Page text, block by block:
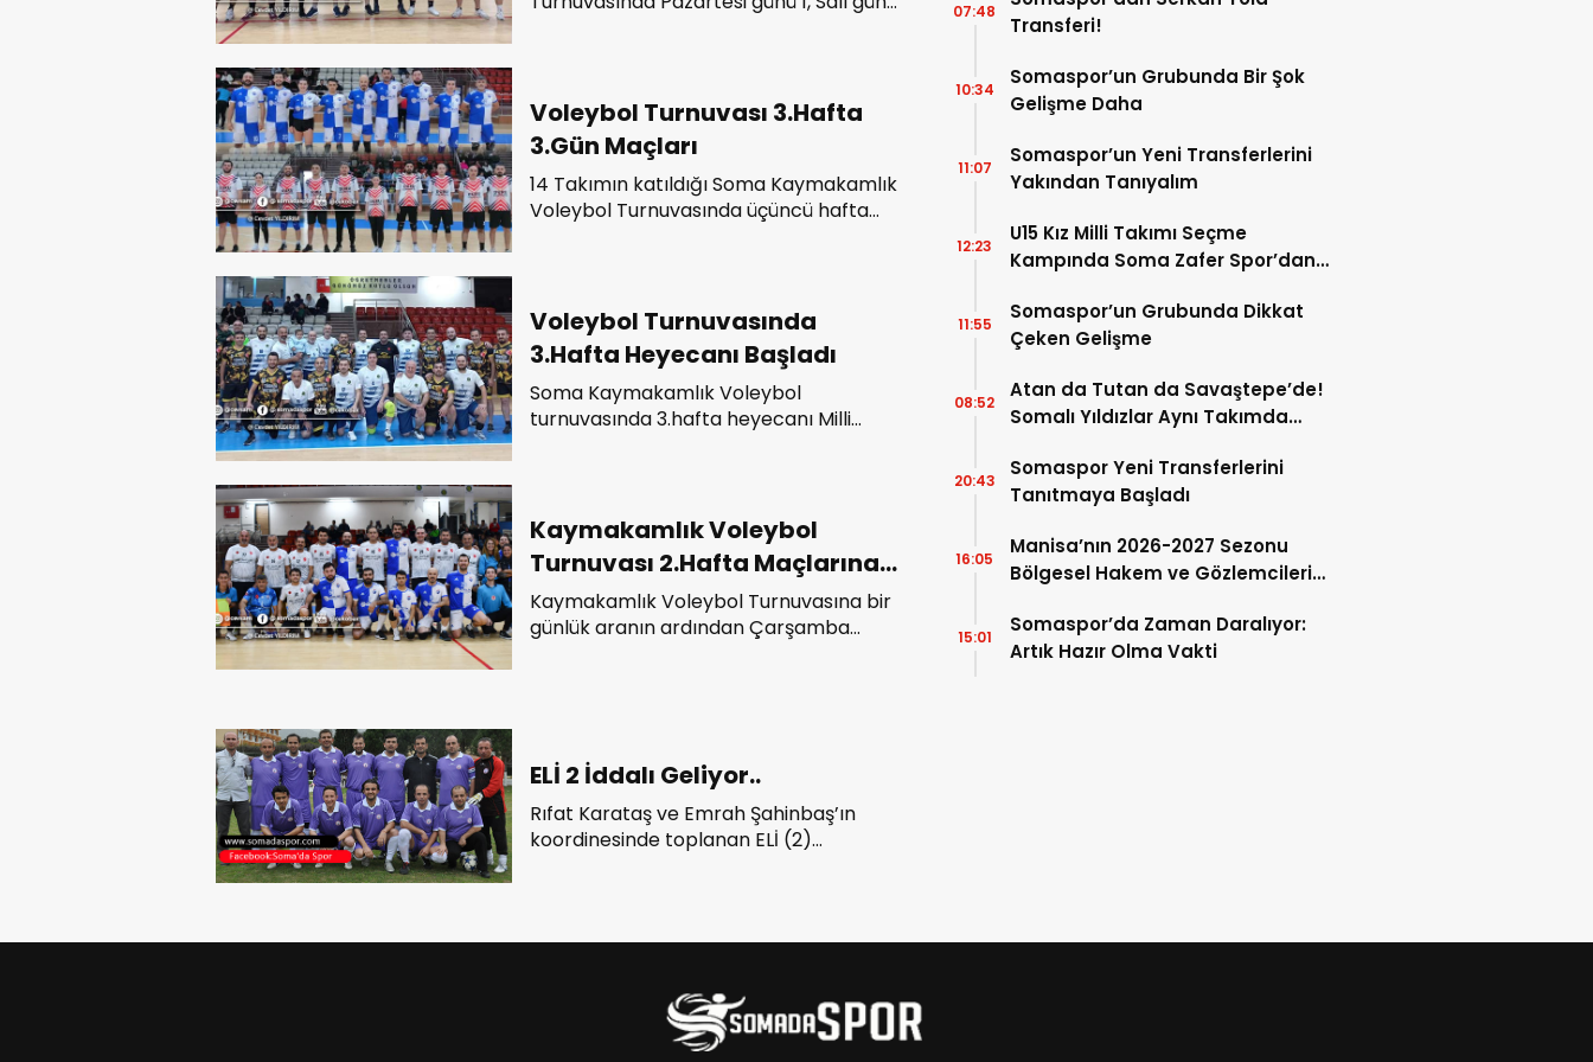
Voleybol Turnuvası 3.Hafta
3.Gün Maçları
14 Takımın katıldığı Soma Kaymakamlık
Voleybol Turnuvasında üçüncü hafta
Voleybol Turnuvasında
3.Hafta Heyecanı Başladı
Soma Kaymakamlık Voleybol
turnuvasında 3.hafta heyecanı Milli
Kaymakamlık Voleybol
Turnuvası 2.Hafta Maçlarına
Devam Edildi
Kaymakamlık Voleybol Turnuvasına bir
günlük aranın ardından Çarşamba
ELİ 2 İddalı Geliyor..
Rıfat Karataş ve Emrah Şahinbaş’ın
koordinesinde toplanan ELİ (2)
Transferi!
07:48
Somaspor’un Grubunda Bir Şok
Gelişme Daha
10:34
Somaspor’un Yeni Transferlerini
Yakından Tanıyalım
11:07
U15 Kız Milli Takımı Seçme
Kampında Soma Zafer Spor’dan
12:23
Somaspor’un Grubunda Dikkat
Çeken Gelişme
11:55
Atan da Tutan da Savaştepe’de!
Somalı Yıldızlar Aynı Takımda
08:52
Somaspor Yeni Transferlerini
Tanıtmaya Başladı
20:43
Manisa’nın 2026-2027 Sezonu
Bölgesel Hakem ve Gözlemcileri
16:05
Somaspor’da Zaman Daralıyor:
Artık Hazır Olma Vakti
15:01